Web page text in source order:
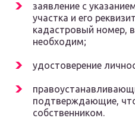
заявление с
участка и его
кадастровый номер,
необходим;
удостоверение
подтверждающие,
собственником.